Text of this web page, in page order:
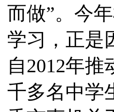
而做”。今
学习，正
自2012年
千多名中学